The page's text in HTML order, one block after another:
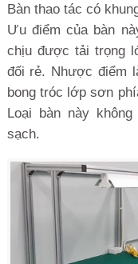
Bàn thao tác có
Ưu điểm của bàn
chịu được tải trọng
đối rẻ. Nhược điểm
bong tróc lớp sơn
Loại bàn này
sạch.